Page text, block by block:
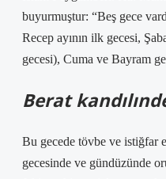
buyurmuştur: “Beş gece
Recep ayının ilk gecesi,
gecesi), Cuma ve Bayram
Berat
Bu gecede tövbe ve istiğfar
gecesinde ve gündüzünde